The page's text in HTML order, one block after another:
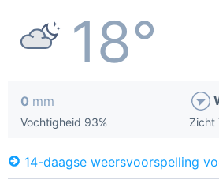
18°
0 mm
Vochtigheid 93% Zicht
14-daagse weersvoorspelling